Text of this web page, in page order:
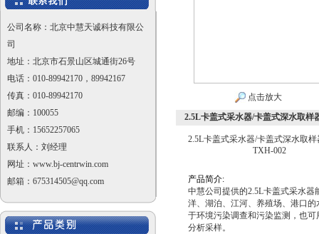
公司名称：北京中慧天诚科技有限公
司
地址：北京市石景山区城通街26号
电话：010-89942170，89942167
传真：010-89942170
邮编：100055
手机：15652257065
联系人：刘经理
网址：www.bj-centrwin.com
邮箱：675314505@qq.com
点击放大
2.5L卡盖式采水器/卡盖式深水取样
2.5L卡盖式采水器/卡盖式深水取样
TXH-002
产品简介:
中慧公司提供的2.5L卡盖式采水器
洋、湖泊、江河、养殖场、港口的
于环境污染调查和污染监测，也可
分析采样。